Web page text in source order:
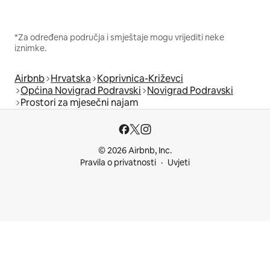
*Za određena područja i smještaje mogu vrijediti neke
iznimke.
Airbnb Hrvatska Koprivnica-Križevci
Općina Novigrad Podravski Novigrad Podravski
Prostori za mjesečni najam
© 2026 Airbnb, Inc.
Pravila o privatnosti
Uvjeti